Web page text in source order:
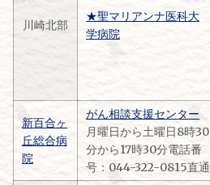
川崎北部
★聖マリアンナ医科大
学病院
新百合ヶ
丘総合病
院
がん相談支援センター
月曜日から土曜日8時30
分から17時30分電話番
号：044-322-0815直通